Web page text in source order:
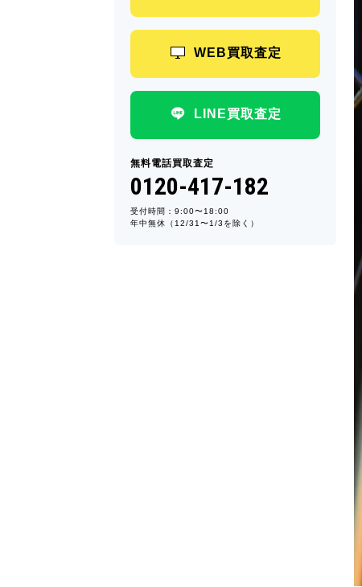
WEB買取査定
LINE買取査定
無料電話買取査定
0120-417-182
受付時間：9:00〜18:00
年中無休（12/31〜1/3を除く）